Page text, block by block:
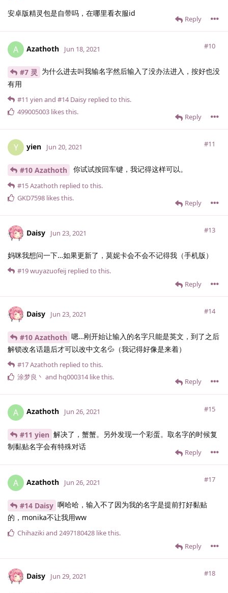
安卓版精灵包是自带吗，在哪里看衣服id
Reply
A Azathoth #10
Jun 18, 2021
#7 灵 为什么进去叫我输名字然后输入了没办法进入，按好也没
有用
Reply
#11 yien and #14 Daisy replied to this.
499005003 likes this.
Y yien #11
Jun 20, 2021
#10 Azathoth 你试试按回车键，我记得这样可以。
Reply
#15Azathoth replied to this.
GKD7598 likes this.
Daisy #13
Jun 23, 2021
妈咪我想问一下…如果更新了，莫妮卡会不会不记得我（手机版）
Reply
#19wuyazuofeij replied to this.
Daisy #14
Jun 23, 2021
#10 Azathoth 嗯…刚开始让输入的名字只能是英文，到了之后
解锁改名话题后才可以改中文名💦（我记得好像是来着）
Reply
#17Azathoth replied to this.
涂梦良丶 and hq000314like this.
A Azathoth #15
Jun 26, 2021
#11 yien 解决了，蟹蟹。另外发现一个彩蛋。取名字的时候复
制黏贴名字会有特殊对话
Reply
A Azathoth #17
Jun 26, 2021
#14 Daisy 啊哈哈，输入不了因为我的名字是提前打好黏贴
的，monika不让我用ww
Reply
Chihazikiand 2497180428 like this.
Daisy #18
Jun 29, 2021